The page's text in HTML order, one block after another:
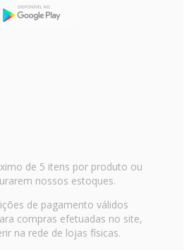
de 5 itens por produto ou
nossos estoques.
de pagamento válidos
compras efetuadas no site,
na rede de lojas físicas.